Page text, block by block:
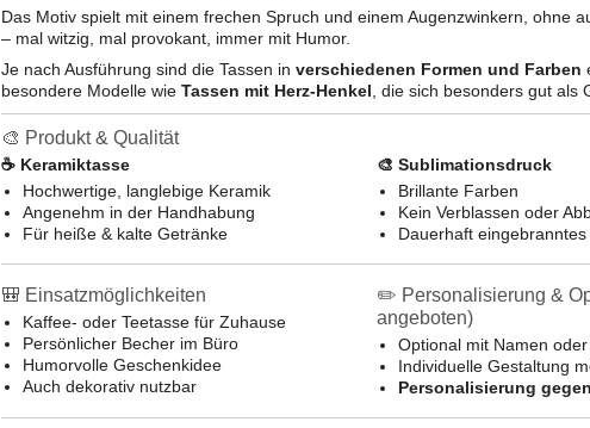
Das Motiv spielt mit einem frechen Spruch und einem Augenzwinkern, ohne
– mal witzig, mal provokant, immer mit Humor.
Je nach Ausführung sind die Tassen in verschiedenen Formen und Farben
besondere Modelle wie Tassen mit Herz-Henkel, die sich besonders gut als
🎨 Produkt & Qualität
☕ Keramiktasse
Hochwertige, langlebige Keramik
Angenehm in der Handhabung
Für heiße & kalte Getränke
🎨 Sublimationsdruck
Brillante Farben
Kein Verblassen oder
Dauerhaft eingebranntes
🎒 Einsatzmöglichkeiten
Kaffee- oder Teetasse für Zuhause
Persönlicher Becher im Büro
Humorvolle Geschenkidee
Auch dekorativ nutzbar
✏️ Personalisierung &
angeboten)
Optional mit Namen oder
Individuelle Gestaltung
Personalisierung